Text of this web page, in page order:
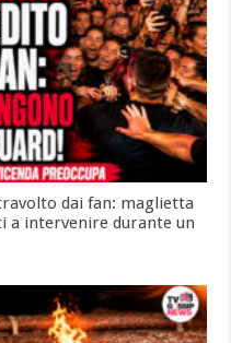
dai fan: maglietta
a intervenire durante un